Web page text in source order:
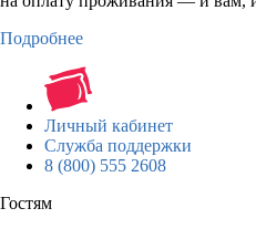
Подробнее
Личный кабинет
Служба поддержки
8 (800) 555 2608
Гостям